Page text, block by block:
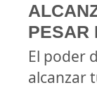
PESAR
El poder
alcanzar